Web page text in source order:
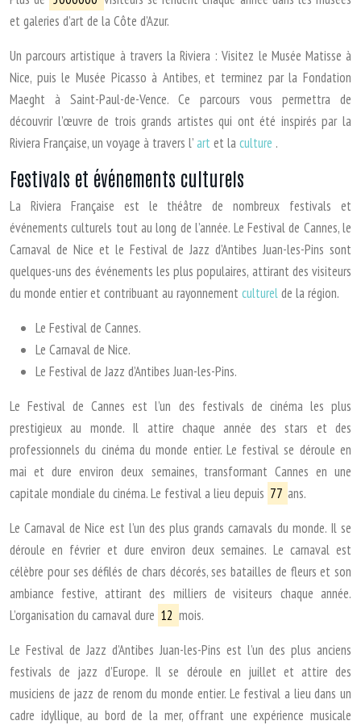
et galeries d’art de la Côte d’Azur.
Un parcours artistique à travers la Riviera : Visitez le Musée Matisse à
Nice, puis le Musée Picasso à Antibes, et terminez par la Fondation
Maeght à Saint-Paul-de-Vence. Ce parcours vous permettra de
découvrir l’œuvre de trois grands artistes qui ont été inspirés par la
Riviera Française, un voyage à travers l’art et la culture .
Festivals et événements culturels
La Riviera Française est le théâtre de nombreux festivals et
événements culturels tout au long de l’année. Le Festival de Cannes, le
Carnaval de Nice et le Festival de Jazz d’Antibes Juan-les-Pins sont
quelques-uns des événements les plus populaires, attirant des visiteurs
du monde entier et contribuant au rayonnement culturelde la région.
Le Festival de Cannes.
Le Carnaval de Nice.
Le Festival de Jazz d’Antibes Juan-les-Pins.
Le Festival de Cannes est l’un des festivals de cinéma les plus
prestigieux au monde. Il attire chaque année des stars et des
professionnels du cinéma du monde entier. Le festival se déroule en
mai et dure environ deux semaines, transformant Cannes en une
capitale mondiale du cinéma. Le festival a lieu depuis 77 ans.
Le Carnaval de Nice est l’un des plus grands carnavals du monde. Il se
déroule en février et dure environ deux semaines. Le carnaval est
célèbre pour ses défilés de chars décorés, ses batailles de fleurs et son
ambiance festive, attirant des milliers de visiteurs chaque année.
L’organisation du carnaval dure 12 mois.
Le Festival de Jazz d’Antibes Juan-les-Pins est l’un des plus anciens
festivals de jazz d’Europe. Il se déroule en juillet et attire des
musiciens de jazz de renom du monde entier. Le festival a lieu dans un
cadre idyllique, au bord de la mer, offrant une expérience musicale